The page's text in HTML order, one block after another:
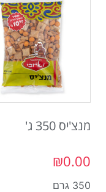
מנצ'יס 350 ג'
₪0.00
350 גרם